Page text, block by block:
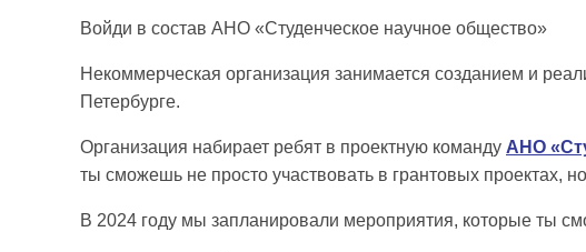
Войди в состав АНО «Студенческое научное общество»
Некоммерческая организация занимается созданием и
Петербурге.
Организация набирает ребят в проектную команду АНО
ты сможешь не просто участвовать в грантовых проектах,
В 2024 году мы запланировали мероприятия, которые ты